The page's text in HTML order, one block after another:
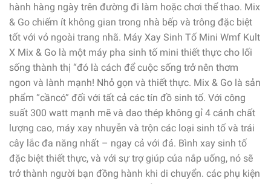
hành hàng ngày trên đường đi làm hoặc chơi thể thao. Mix
& Go chiếm ít không gian trong nhà bếp và trông đặc biệt
tốt với vỏ ngoài trang nhã. Máy Xay Sinh Tố Mini Wmf Kult
X Mix & Go là một máy pha sinh tố mini thiết thực cho lối
sống thành thị “đó là cách để cuộc sống trở nên thơm
ngon và lành mạnh! Nhỏ gọn và thiết thực. Mix & Go là sản
phẩm “cầncó” đối với tất cả các tín đồ sinh tố. Với công
suất 300 watt mạnh mẽ và dao thép không gỉ 4 cánh chất
lượng cao, máy xay nhuyễn và trộn các loại sinh tố và trái
cây lắc đa năng nhất – ngay cả với đá. Bình xay sinh tố
đặc biệt thiết thực, và với sự trợ giúp của nắp uống, nó sẽ
trở thành người bạn đồng hành khi di chuyển. các phụ kiện